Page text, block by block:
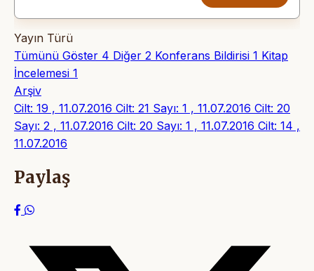
Yayın Türü
Tümünü Göster 4 Diğer 2 Konferans Bildirisi 1 Kitap
İncelemesi 1
Arşiv
Cilt: 19 , 11.07.2016 Cilt: 21 Sayı: 1 , 11.07.2016 Cilt: 20
Sayı: 2 , 11.07.2016 Cilt: 20 Sayı: 1 , 11.07.2016 Cilt: 14 ,
11.07.2016
Paylaş